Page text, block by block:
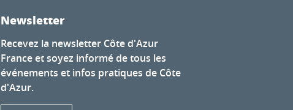
Newsletter
Recevez la newsletter Côte d'Azur
France et soyez informé de tous les
événements et infos pratiques de Côte
d'Azur.